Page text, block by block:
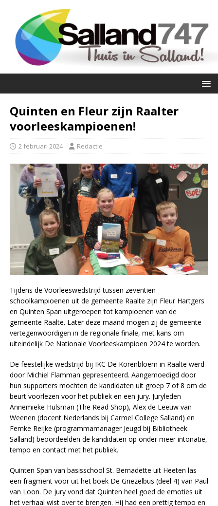
Quinten en Fleur zijn Raalter
voorleeskampioenen!
2 februari 2024 Redactie
Tijdens de Voorleeswedstrijd tussen zeventien
schoolkampioenen uit de gemeente Raalte zijn Fleur Hartgers
en Quinten Span uitgeroepen tot kampioenen van de
gemeente Raalte. Later deze maand mogen zij de gemeente
vertegenwoordigen in de regionale finale, met kans om
uiteindelijk De Nationale Voorleeskampioen 2024 te worden.
De feestelijke wedstrijd bij IKC De Korenbloem in Raalte werd
door Michiel Flamman gepresenteerd. Aangemoedigd door
hun supporters mochten de kandidaten uit groep 7 of 8 om de
beurt voorlezen voor het publiek en een jury. Juryleden
Annemieke Hulsman (The Read Shop), Alex de Leeuw van
Weenen (docent Nederlands bij Carmel College Salland) en
Femke Reijke (programmamanager Jeugd bij Bibliotheek
Salland) beoordeelden de kandidaten op onder meer intonatie,
tempo en contact met het publiek.
Quinten Span van basisschool St. Bernadette uit Heeten las
een fragment voor uit het boek De Griezelbus (deel 4) van Paul
van Loon. De jury vond dat Quinten heel goed de emoties uit
het verhaal wist over te brengen. Hij had een prettig tempo en